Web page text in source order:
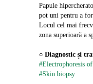
Papule
pot uni pentru a
Locul cel mai
zona superioară a
○ Diagnostic și
#Electrophoresis
#Skin biopsy